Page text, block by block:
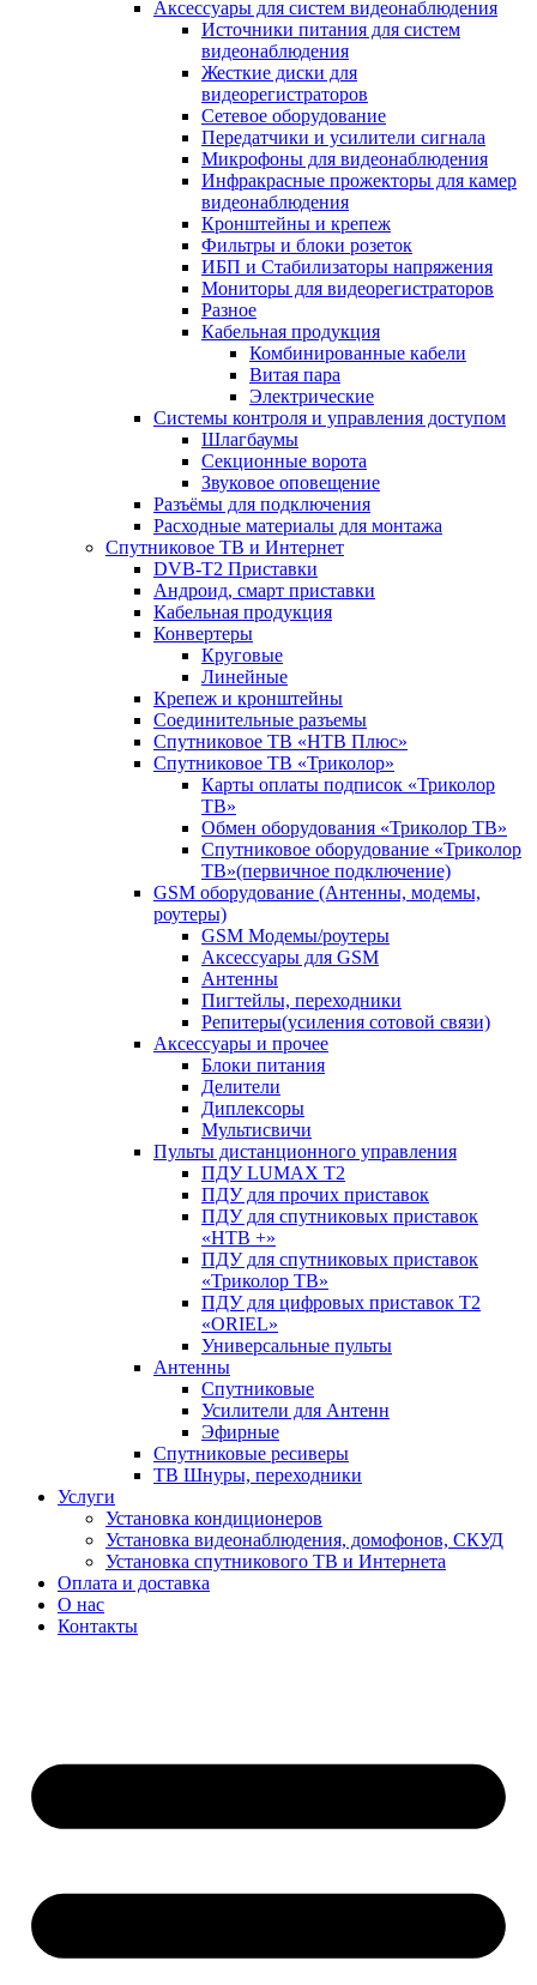
Аксессуары для систем видеонаблюдения
Источники питания для систем
видеонаблюдения
Жесткие диски для
видеорегистраторов
Сетевое оборудование
Передатчики и усилители сигнала
Микрофоны для видеонаблюдения
Инфракрасные прожекторы для камер
видеонаблюдения
Кронштейны и крепеж
Фильтры и блоки розеток
ИБП и Стабилизаторы напряжения
Мониторы для видеорегистраторов
Разное
Кабельная продукция
Комбинированные кабели
Витая пара
Электрические
Системы контроля и управления доступом
Шлагбаумы
Секционные ворота
Звуковое оповещение
Разъёмы для подключения
Расходные материалы для монтажа
Спутниковое ТВ и Интернет
DVB-Т2 Приставки
Андроид, смарт приставки
Кабельная продукция
Конвертеры
Круговые
Линейные
Крепеж и кронштейны
Соединительные разъемы
Спутниковое ТВ «НТВ Плюс»
Спутниковое ТВ «Триколор»
Карты оплаты подписок «Триколор
ТВ»
Обмен оборудования «Триколор ТВ»
Спутниковое оборудование «Триколор
ТВ»(первичное подключение)
GSM оборудование (Антенны, модемы,
роутеры)
GSM Модемы/роутеры
Аксессуары для GSM
Антенны
Пигтейлы, переходники
Репитеры(усиления сотовой связи)
Аксессуары и прочее
Блоки питания
Делители
Диплексоры
Мультисвичи
Пульты дистанционного управления
ПДУ LUMAX Т2
ПДУ для прочих приставок
ПДУ для спутниковых приставок
«НТВ +»
ПДУ для спутниковых приставок
«Триколор ТВ»
ПДУ для цифровых приставок Т2
«ORIEL»
Универсальные пульты
Антенны
Спутниковые
Усилители для Антенн
Эфирные
Спутниковые ресиверы
ТВ Шнуры, переходники
Услуги
Установка кондиционеров
Установка видеонаблюдения, домофонов, СКУД
Установка спутникового ТВ и Интернета
Оплата и доставка
О нас
Контакты